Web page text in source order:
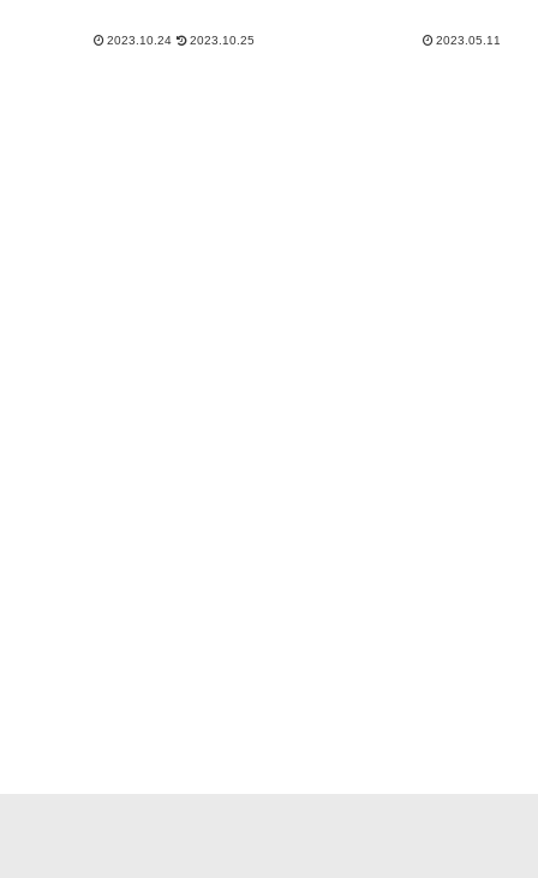
2023.10.24 2023.10.25 2023.05.11